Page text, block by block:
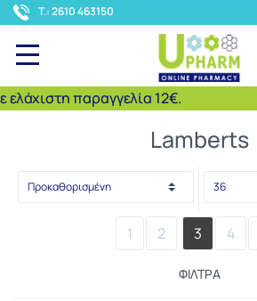
T.: 2610 463150
παραγγελία 12€.
Αναζήτηση
Lamberts
1 2 3 4
ΦΊΛΤΡΑ